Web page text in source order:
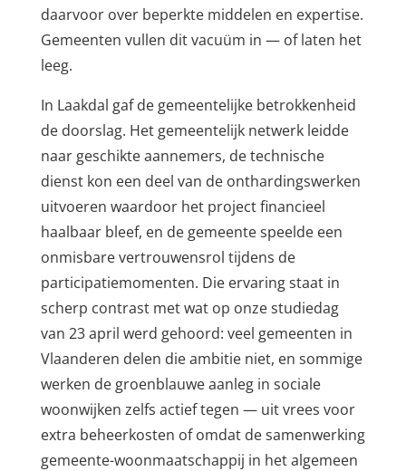
daarvoor over beperkte middelen en expertise.
Gemeenten vullen dit vacuüm in — of laten het
leeg.
In Laakdal gaf de gemeentelijke betrokkenheid
de doorslag. Het gemeentelijk netwerk leidde
naar geschikte aannemers, de technische
dienst kon een deel van de onthardingswerken
uitvoeren waardoor het project financieel
haalbaar bleef, en de gemeente speelde een
onmisbare vertrouwensrol tijdens de
participatiemomenten. Die ervaring staat in
scherp contrast met wat op onze studiedag
van 23 april werd gehoord: veel gemeenten in
Vlaanderen delen die ambitie niet, en sommige
werken de groenblauwe aanleg in sociale
woonwijken zelfs actief tegen — uit vrees voor
extra beheerkosten of omdat de samenwerking
gemeente-woonmaatschappij in het algemeen